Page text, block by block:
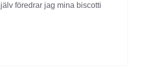
föredrar jag mina biscotti